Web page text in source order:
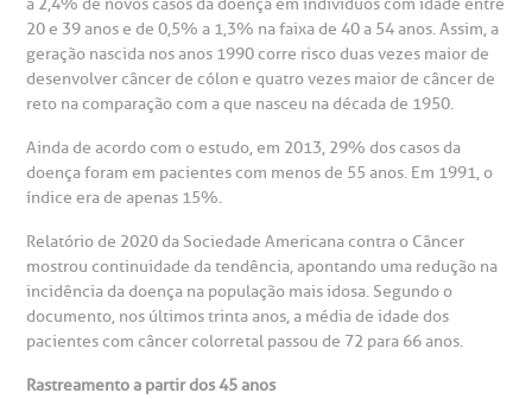
ouvidoria@bp.org.br
Fale Conosco
Rua Maestro Cardim, 769
CEP: 01323-001 | Bela Vista
São Paulo - SP
social da BP
corporativa
social
Telemedicina BP
Teleinterconsulta
Centro de Doenças Autoimunes
socorro
de cópia de prontuário médico
de orçamento particular
de veracidade de atestado
atendimento
especialidades
a 2,4% de novos casos da doença em indivíduos com idade entre
20 e 39 anos e de 0,5% a 1,3% na faixa de 40 a 54 anos. Assim, a
geração nascida nos anos 1990 corre risco duas vezes maior de
desenvolver câncer de cólon e quatro vezes maior de câncer de
reto na comparação com a que nasceu na década de 1950.
Ainda de acordo com o estudo, em 2013, 29% dos casos da
doença foram em pacientes com menos de 55 anos. Em 1991, o
índice era de apenas 15%.
Relatório de 2020 da Sociedade Americana contra o Câncer
mostrou continuidade da tendência, apontando uma redução na
incidência da doença na população mais idosa. Segundo o
documento, nos últimos trinta anos, a média de idade dos
pacientes com câncer colorretal passou de 72 para 66 anos.
Rastreamento a partir dos 45 anos